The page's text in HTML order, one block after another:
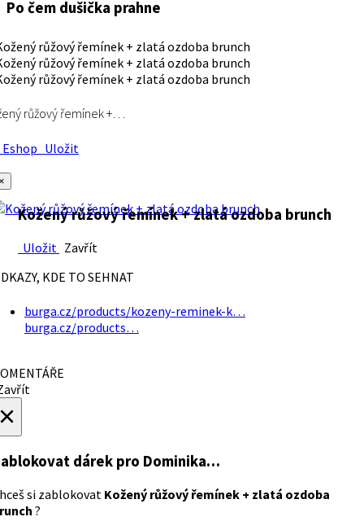
Po čem dušička prahne
růžový řemínek +…
Uložit
Kožený růžový řemínek + zlatá ozdoba brunch
Uložit Zavřít
KDE TO SEHNAT
burga.cz/products/kozeny-reminek-k…
burga.cz/products…
dárek pro Dominika…
si zablokovat Kožený růžový řemínek + zlatá ozdoba
?